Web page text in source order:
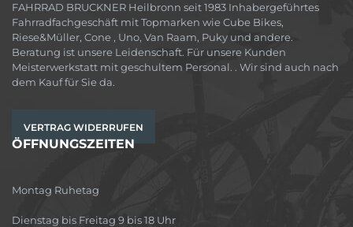
FAHRRAD BRUCKNER Heilbronn seit 1983 Inhabergeführtes
Fahrradfachgeschäft mit Topmarken wie Cube Bikes,
Riese&Müller, Cone , Uno, Van Raam, Puky und andere.
Beratung ist unsere Leidenschaft. Für unsere Kunden
Meisterwerkstatt mit geschultem Personal. . Wir sind auch nach
dem Kauf für Sie da.
VERTRAG WIDERRUFEN
ÖFFNUNGSZEITEN
Montag Ruhetag
Dienstag bis Freitag 9 bis 18 Uhr